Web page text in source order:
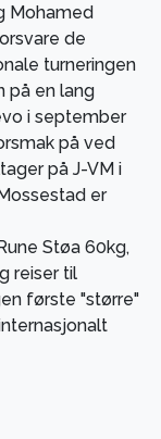
Mohamed
de
turneringen
på en lang
i september
på ved
på J-VM i
er
Støa 60kg,
reiser til
første "større"